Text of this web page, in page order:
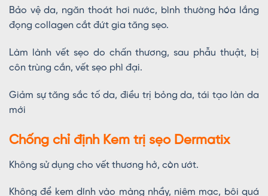
Bảo vệ da, ngăn thoát hơi nước, bình thường hóa lắng
đọng collagen cắt đứt gia tăng sẹo.
Làm lành vết sẹo do chấn thương, sau phẫu thuật, bị
côn trùng cắn, vết sẹo phì đại.
Giảm sự tăng sắc tố da, điều trị bỏng da, tái tạo làn da
mới
Chống chỉ định Kem trị sẹo Dermatix
Không sử dụng cho vết thương hở, còn ướt.
Không để kem dính vào màng nhầy, niêm mạc, bôi quá